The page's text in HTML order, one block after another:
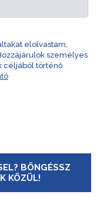
elolvastam,
személyes
céljából történő
BÖNGÉSSZ
KÖZÜL!